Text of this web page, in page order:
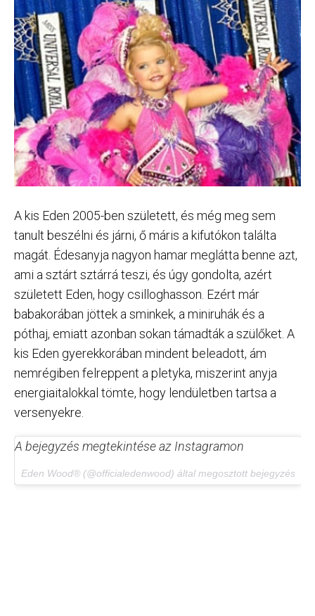
A kis Eden 2005-ben született, és még meg sem
tanult beszélni és járni, ő máris a kifutókon találta
magát. Édesanyja nagyon hamar meglátta benne azt,
ami a sztárt sztárrá teszi, és úgy gondolta, azért
született Eden, hogy csilloghasson. Ezért már
babakorában jöttek a sminkek, a miniruhák és a
póthaj, emiatt azonban sokan támadták a szülőket. A
kis Eden gyerekkorában mindent beleadott, ám
nemrégiben felreppent a pletyka, miszerint anyja
energiaitalokkal tömte, hogy lendületben tartsa a
versenyekre.
A bejegyzés megtekintése az Instagramon
Eden Wood® (@officialedenwood) által megosztott bejegyzés